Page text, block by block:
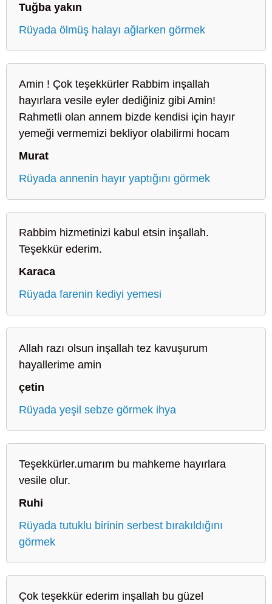
Tuğba yakın
Rüyada ölmüş halayı ağlarken görmek
Amin ! Çok teşekkürler Rabbim inşallah
hayırlara vesile eyler dediğiniz gibi Amin!
Rahmetli olan annem bizde kendisi için hayır
yemeği vermemizi bekliyor olabilirmi hocam
Murat
Rüyada annenin hayır yaptığını görmek
Rabbim hizmetinizi kabul etsin inşallah.
Teşekkür ederim.
Karaca
Rüyada farenin kediyi yemesi
Allah razı olsun inşallah tez kavuşurum
hayallerime amin
çetin
Rüyada yeşil sebze görmek ihya
Teşekkürler.umarım bu mahkeme hayırlara
vesile olur.
Ruhi
Rüyada tutuklu birinin serbest bırakıldığını
görmek
Çok teşekkür ederim inşallah bu güzel